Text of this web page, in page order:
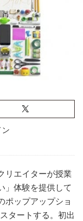
ン
リエイターが授業
」体験を提供して
ポップアップショ
タートする。初出